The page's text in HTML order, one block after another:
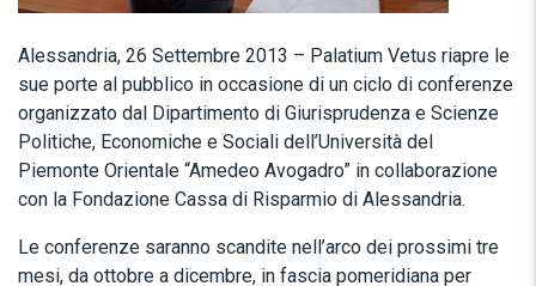
Alessandria, 26 Settembre 2013 – Palatium Vetus riapre le
sue porte al pubblico in occasione di un ciclo di conferenze
organizzato dal Dipartimento di Giurisprudenza e Scienze
Politiche, Economiche e Sociali dell’Università del
Piemonte Orientale “Amedeo Avogadro” in collaborazione
con la Fondazione Cassa di Risparmio di Alessandria.
Le conferenze saranno scandite nell’arco dei prossimi tre
mesi, da ottobre a dicembre, in fascia pomeridiana per